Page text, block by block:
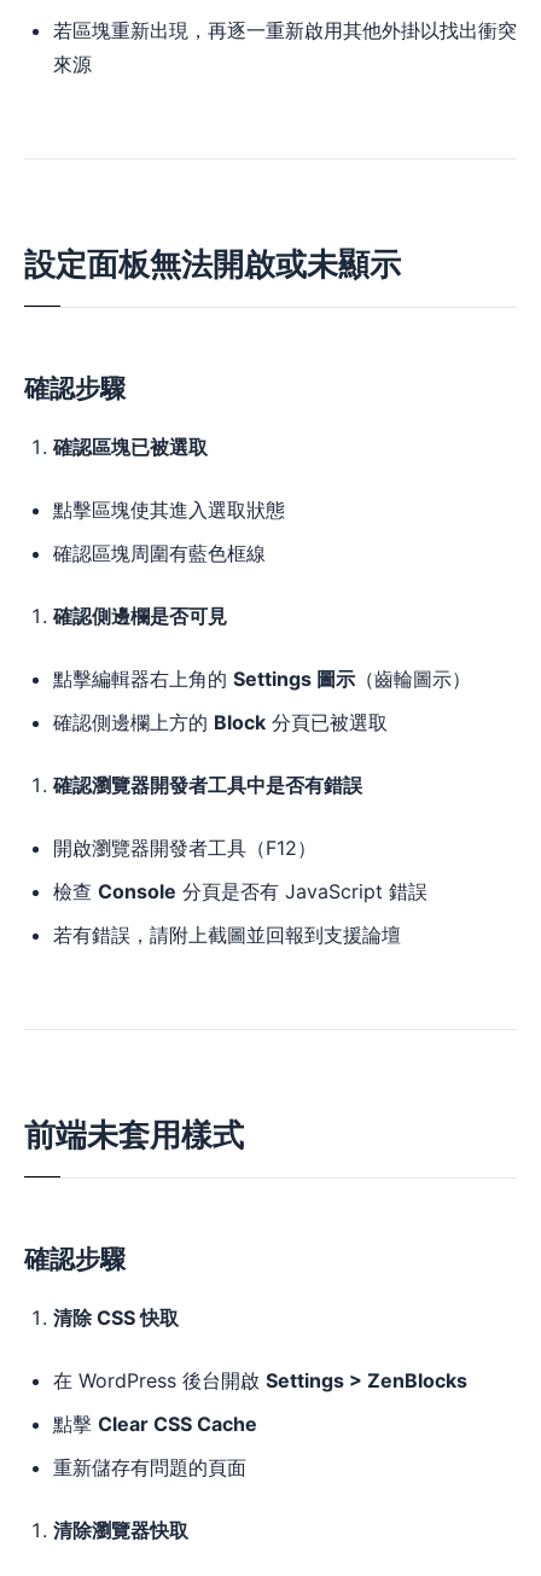
若區塊重新出現，再逐一重新啟用其他外掛以找出衝突
來源
設定面板無法開啟或未顯示
確認步驟
確認區塊已被選取
點擊區塊使其進入選取狀態
確認區塊周圍有藍色框線
確認側邊欄是否可見
點擊編輯器右上角的 Settings 圖示 （齒輪圖示）
確認側邊欄上方的 Block 分頁已被選取
確認瀏覽器開發者工具中是否有錯誤
開啟瀏覽器開發者工具（F12）
檢查 Console 分頁是否有 JavaScript 錯誤
若有錯誤，請附上截圖並回報到支援論壇
前端未套用樣式
確認步驟
清除 CSS 快取
在 WordPress 後台開啟 Settings > ZenBlocks
點擊 Clear CSS Cache
重新儲存有問題的頁面
清除瀏覽器快取